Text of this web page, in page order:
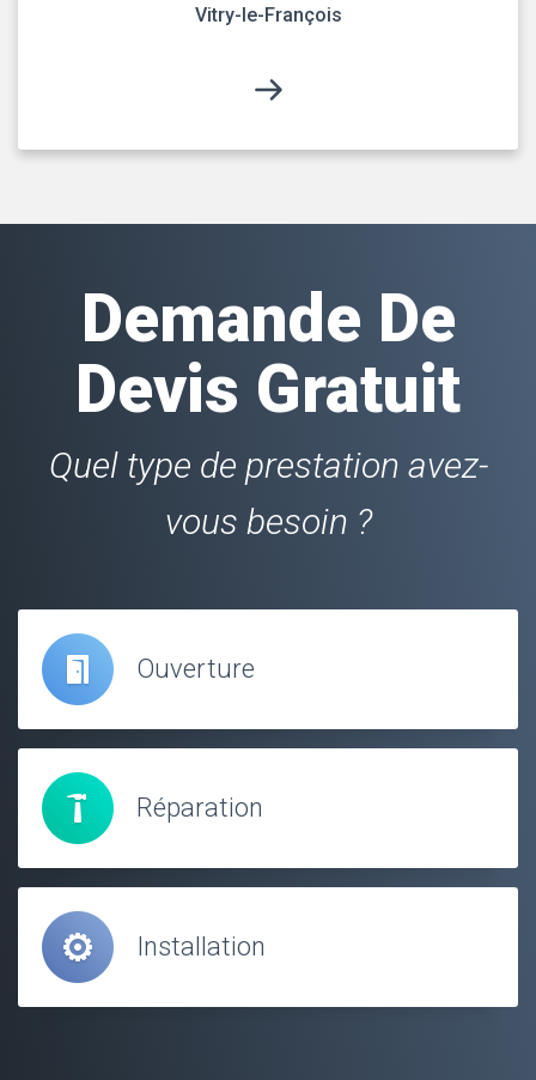
Vitry-le-François
Demande De
Devis Gratuit
Quel type de prestation avez-
vous besoin ?
Ouverture
Réparation
Installation